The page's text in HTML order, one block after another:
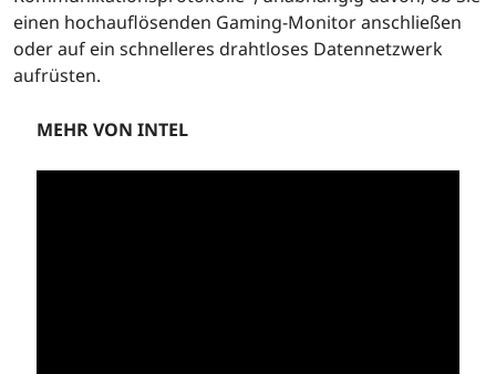
einen hochauflösenden Gaming-Monitor anschließen
oder auf ein schnelleres drahtloses Datennetzwerk
aufrüsten.
MEHR VON INTEL